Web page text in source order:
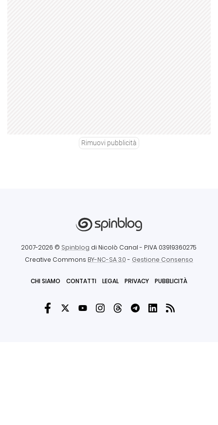
Rimuovi pubblicità
2007-2026 © Spinblog di Nicolò Canal - P.IVA 03919360275
Creative Commons BY-NC-SA 3.0- Gestione Consenso
CHI SIAMO CONTATTI LEGAL PRIVACY PUBBLICITÀ